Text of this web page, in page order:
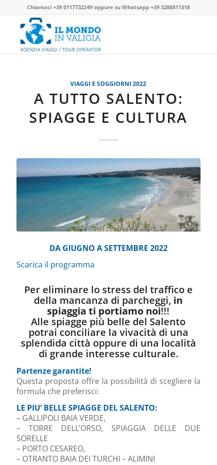
Chiamaci +39 0117732249oppure su Whatsapp +39 3288811318
VIAGGI E SOGGIORNI 2022
A TUTTO SALENTO:
SPIAGGE E CULTURA
DA GIUGNO A SETTEMBRE 2022
Scarica il programma
Per eliminare lo stress del traffico e
della mancanza di parcheggi, in
spiaggia ti portiamo noi!!!
Alle spiagge più belle del Salento
potrai conciliare la vivacità di una
splendida città oppure di una località
di grande interesse culturale.
Partenze garantite!
Questa proposta offre la possibilità di scegliere la
formula che preferisci:
LE PIU’ BELLE SPIAGGE DEL SALENTO:
– GALLIPOLI BAIA VERDE,
– TORRE DELL’ORSO, SPIAGGIA DELLE DUE
SORELLE
– PORTO CESAREO,
– OTRANTO BAIA DEI TURCHI – ALIMINI